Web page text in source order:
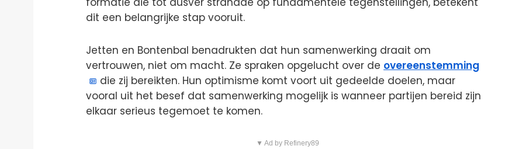
dit een belangrijke stap vooruit.
Jetten en Bontenbal benadrukten dat hun samenwerking draait om
vertrouwen, niet om macht. Ze spraken opgelucht over de overeenstemming
die zij bereikten. Hun optimisme komt voort uit gedeelde doelen, maar
vooral uit het besef dat samenwerking mogelijk is wanneer partijen bereid zijn
elkaar serieus tegemoet te komen.
▼ Ad by Refinery89